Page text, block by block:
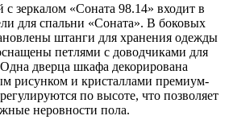
зеркалом «Соната 98.14» входит в
для спальни «Соната». В боковых
штанги для хранения одежды
петлями с доводчиками для
дверца шкафа декорирована
рисунком и кристаллами премиум-
по высоте, что позволяет
неровности пола.